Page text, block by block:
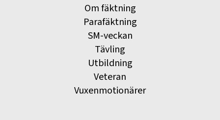
Om fäktning
Parafäktning
SM-veckan
Tävling
Utbildning
Veteran
Vuxenmotionärer